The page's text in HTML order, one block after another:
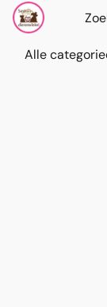
Alle